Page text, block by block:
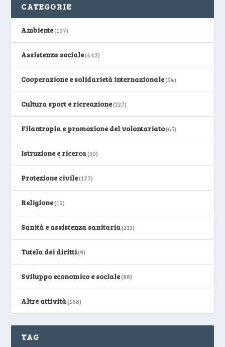
CATEGORIE
Ambiente(197)
Assistenza sociale(442)
Cooperazione e solidarietà internazionale(54)
Cultura sport e ricreazione(227)
Filantropia e promozione del volontariato(65)
Istruzione e ricerca(30)
Protezione civile(177)
Religione(10)
Sanità e assistenza sanitaria(213)
Tutela dei diritti(9)
Sviluppo economico e sociale(88)
Altre attività(168)
TAG